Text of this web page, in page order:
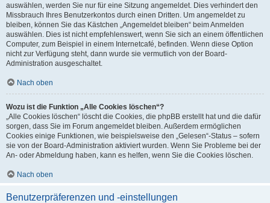
auswählen, werden Sie nur für eine Sitzung angemeldet. Dies verhindert den
Missbrauch Ihres Benutzerkontos durch einen Dritten. Um angemeldet zu
bleiben, können Sie das Kästchen „Angemeldet bleiben“ beim Anmelden
auswählen. Dies ist nicht empfehlenswert, wenn Sie sich an einem öffentlichen
Computer, zum Beispiel in einem Internetcafé, befinden. Wenn diese Option
nicht zur Verfügung steht, dann wurde sie vermutlich von der Board-
Administration ausgeschaltet.
Nach oben
Wozu ist die Funktion „Alle Cookies löschen“?
„Alle Cookies löschen“ löscht die Cookies, die phpBB erstellt hat und die dafür
sorgen, dass Sie im Forum angemeldet bleiben. Außerdem ermöglichen
Cookies einige Funktionen, wie beispielsweise den „Gelesen“-Status – sofern
sie von der Board-Administration aktiviert wurden. Wenn Sie Probleme bei der
An- oder Abmeldung haben, kann es helfen, wenn Sie die Cookies löschen.
Nach oben
Benutzerpräferenzen und -einstellungen